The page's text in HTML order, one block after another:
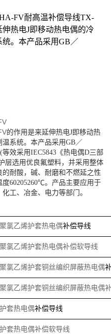
FV耐高温补偿导线TX-
热电J即移动热电偶的冷
。本产品采用GB／
V
V的作用是来延伸热电J即移动热
系统。本产品采用GB／
(等效采用IEC5843《热电偶D三部
层选用优良氟塑料，并采用整体
耐酸，碱、耐磨和不燃延之性
度60205260℃。产品主要应用于
工、冶金、电力等部门。
氯乙烯护套热电偶补偿导线
氯乙烯护套热电偶补偿软导线
氯乙烯护套铜丝编织屏蔽热电偶
氯乙烯护套铜丝编织屏蔽热电偶
套热电偶补偿导线
套热电偶补偿软导线